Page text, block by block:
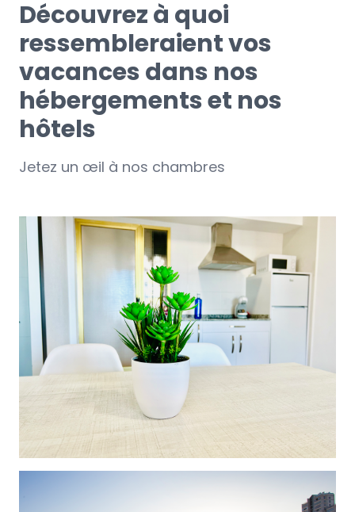
Découvrez à quoi
ressembleraient vos
vacances dans nos
hébergements et nos
hôtels
Jetez un œil à nos chambres